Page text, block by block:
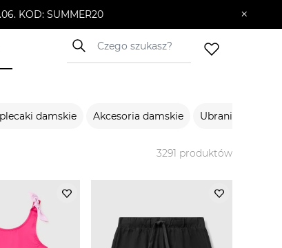
KOD: SUMMER20 ×
damskie Akcesoria damskie Ubrania męskie
3291 produktów